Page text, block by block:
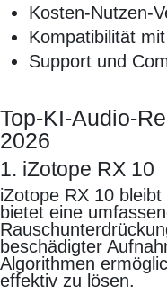
Kosten-Nutzen-
Kompatibilität
Support und
Top-KI-Audio-
2026
1. iZotope RX 10
iZotope RX 10
bietet eine
beschädigter
Algorithmen
effektiv zu lösen.